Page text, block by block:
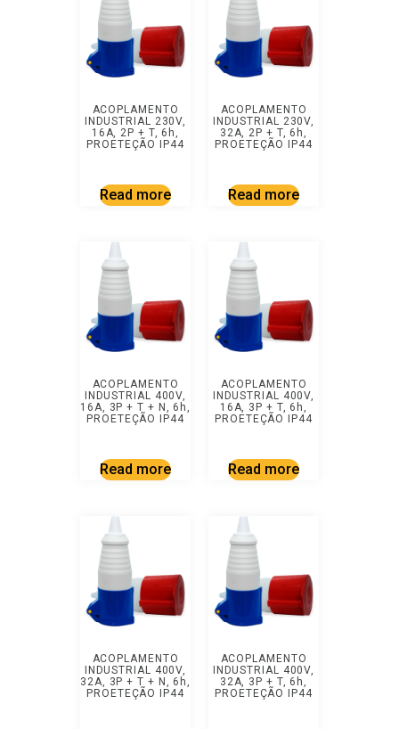
ACOPLAMENTO
INDUSTRIAL 230V,
16A, 2P + T, 6h,
PROETEÇÃO IP44
Read more
ACOPLAMENTO
INDUSTRIAL 230V,
32A, 2P + T, 6h,
PROETEÇÃO IP44
Read more
ACOPLAMENTO
INDUSTRIAL 400V,
16A, 3P + T + N, 6h,
PROETEÇÃO IP44
Read more
ACOPLAMENTO
INDUSTRIAL 400V,
16A, 3P + T, 6h,
PROETEÇÃO IP44
Read more
ACOPLAMENTO
INDUSTRIAL 400V,
32A, 3P + T + N, 6h,
PROETEÇÃO IP44
ACOPLAMENTO
INDUSTRIAL 400V,
32A, 3P + T, 6h,
PROETEÇÃO IP44